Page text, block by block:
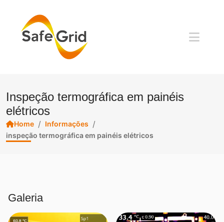
Inspeção termográfica em painéis
elétricos
Home / Informações /
inspeção termográfica em painéis elétricos
Galeria